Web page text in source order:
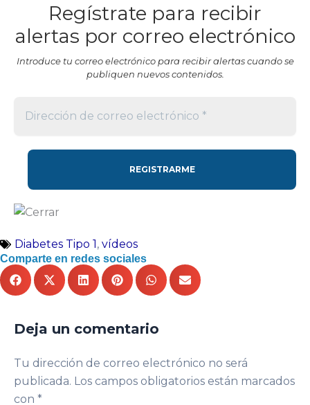
Regístrate para recibir
alertas por correo electrónico
Introduce tu correo electrónico para recibir alertas cuando se
publiquen nuevos contenidos.
Diabetes Tipo 1, vídeos
Comparte en redes sociales
Deja un comentario
Tu dirección de correo electrónico no será
publicada. Los campos obligatorios están marcados
con *